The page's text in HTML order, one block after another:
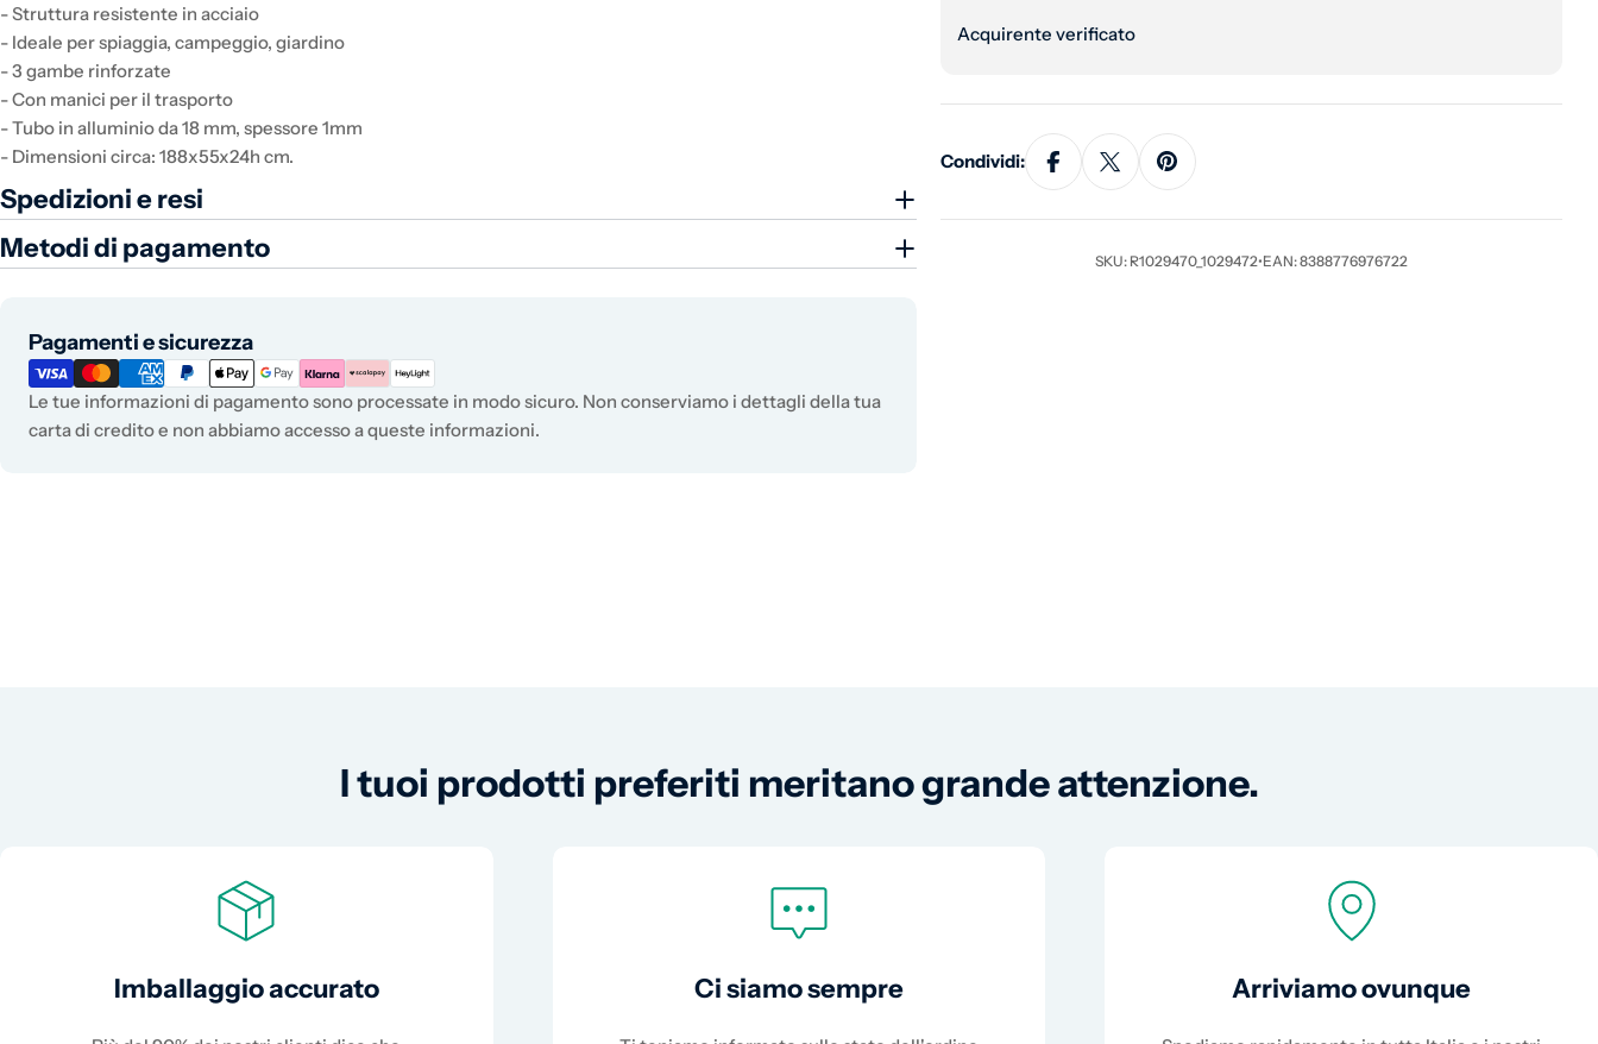
- Struttura resistente in acciaio
- Ideale per spiaggia, campeggio, giardino
- 3 gambe rinforzate
- Con manici per il trasporto
- Tubo in alluminio da 18 mm, spessore 1mm
- Dimensioni circa: 188x55x24h cm.
Spedizioni e resi
Metodi di pagamento
Pagamenti e sicurezza
Metodi di pagamento
Le tue informazioni di pagamento sono processate in modo sicuro. Non conserviamo i dettagli della tua
carta di credito e non abbiamo accesso a queste informazioni.
Acquirente verificato
Condividi:
SKU: R1029470_1029472•EAN: 8388776976722
I tuoi prodotti preferiti meritano grande attenzione.
Imballaggio accurato Ci siamo sempre Arriviamo ovunque